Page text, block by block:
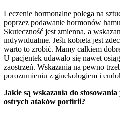
Leczenie hormonalne polega na
poprzez podawanie hormonów
Skuteczność jest zmienna, a
indywidualnie. Jeśli kobieta jest
warto to zrobić. Mamy całkiem
U pacjentek udawało się nawet
zaostrzeń. Wskazania na pewno
porozumieniu z ginekologiem i
Jakie są wskazania do
ostrych ataków porfirii?